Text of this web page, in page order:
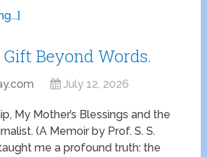
Beyond Words.
July 12, 2026
My Mother’s Blessings and the
(A Memoir by Prof. S. S.
me a profound truth: the